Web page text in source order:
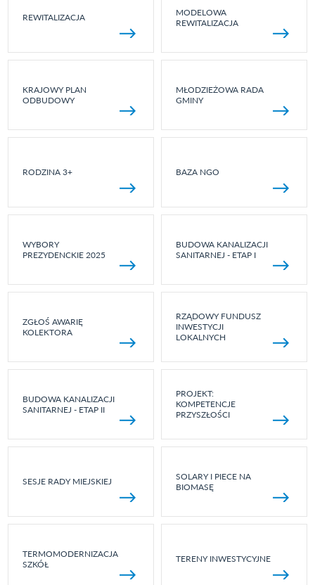
REWITALIZACJA
MODELOWA
REWITALIZACJA
KRAJOWY PLAN
ODBUDOWY
MŁODZIEŻOWA RADA
GMINY
RODZINA 3+ BAZA NGO
WYBORY
PREZYDENCKIE 2025
BUDOWA KANALIZACJI
SANITARNEJ - ETAP I
ZGŁOŚ AWARIĘ
KOLEKTORA
RZĄDOWY FUNDUSZ
INWESTYCJI
LOKALNYCH
BUDOWA KANALIZACJI
SANITARNEJ - ETAP II
PROJEKT:
KOMPETENCJE
PRZYSZŁOŚCI
SESJE RADY MIEJSKIEJ
SOLARY I PIECE NA
BIOMASĘ
TERMOMODERNIZACJA
SZKÓŁ
TERENY INWESTYCYJNE